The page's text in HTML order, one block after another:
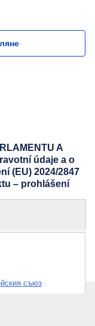
A
údaje a o
(EU) 2024/2847
– prohlášení
съюз
на